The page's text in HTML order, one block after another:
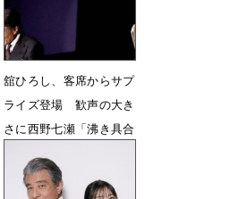
禁
6月23日 06時10分
舘ひろし、客席からサプ
ライズ登場 歓声の大き
さに西野七瀬「沸き具合
6月20日 15時50分